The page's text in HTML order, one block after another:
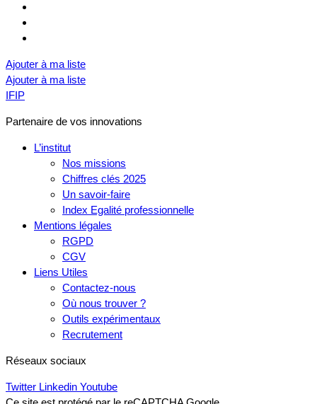
Ajouter à ma liste
Ajouter à ma liste
IFIP
Partenaire de vos innovations
L’institut
Nos missions
Chiffres clés 2025
Un savoir-faire
Index Egalité professionnelle
Mentions légales
RGPD
CGV
Liens Utiles
Contactez-nous
Où nous trouver ?
Outils expérimentaux
Recrutement
Réseaux sociaux
Twitter Linkedin Youtube